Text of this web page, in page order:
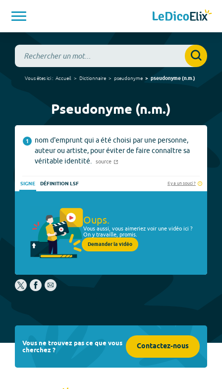
Vous êtes ici : Accueil Dictionnaire pseudonyme pseudonyme(n.m.)
Pseudonyme (n.m.)
1
nom d'emprunt qui a été choisi par une personne,
auteur ou artiste, pour éviter de faire connaître sa
véritable identité.
source
SIGNE DÉFINITION LSF Il y a un souci ?
Oups.
Vous aussi, vous aimeriez voir une vidéo ici ?
On y travaille, promis.
Demander la vidéo
Vous ne trouvez pas ce que vous
cherchez ? Contactez-nous